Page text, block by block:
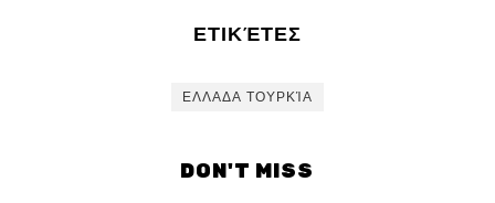
ΕΤΙΚΈΤΕΣ
ΕΛΛΑΔΑ ΤΟΥΡΚΊΑ
DON'T MISS